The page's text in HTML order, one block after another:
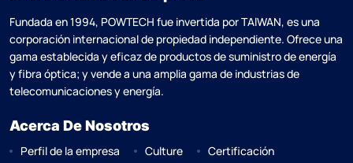
Fundada en 1994, POWTECH fue invertida por TAlWAN, es una
corporación internacional de propiedad independiente. Ofrece una
gama establecida y eficaz de productos de suministro de energía
y fibra óptica; y vende a una amplia gama de industrias de
telecomunicaciones y energía.
Acerca De Nosotros
Perfil de la empresa Culture
Certificación